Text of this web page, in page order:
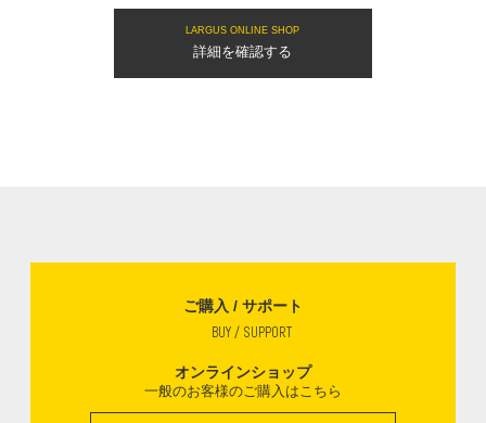
LARGUS ONLINE SHOP
詳細を確認する
ご購入 / サポート
BUY / SUPPORT
オンラインショップ
一般のお客様のご購入はこちら